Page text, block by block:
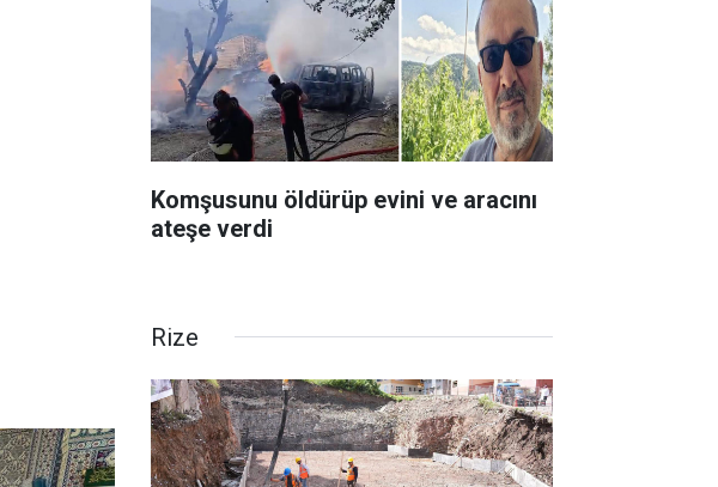
Komşusunu öldürüp evini ve aracını
ateşe verdi
Rize